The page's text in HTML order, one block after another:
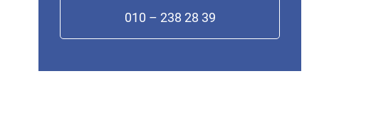
010 – 238 28 39